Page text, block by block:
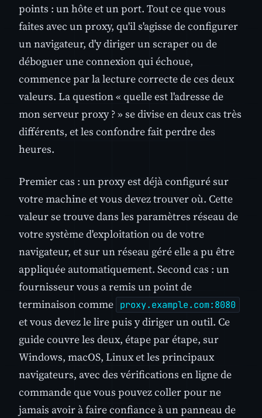
points : un hôte et un port. Tout ce que vous
faites avec un proxy, qu'il s'agisse de configurer
un navigateur, d'y diriger un scraper ou de
déboguer une connexion qui échoue,
commence par la lecture correcte de ces deux
valeurs. La question « quelle est l'adresse de
mon serveur proxy ? » se divise en deux cas très
différents, et les confondre fait perdre des
heures.
Premier cas : un proxy est déjà configuré sur
votre machine et vous devez trouver où. Cette
valeur se trouve dans les paramètres réseau de
votre système d'exploitation ou de votre
navigateur, et sur un réseau géré elle a pu être
appliquée automatiquement. Second cas : un
fournisseur vous a remis un point de
terminaison comme proxy.example.com:8080
et vous devez le lire puis y diriger un outil. Ce
guide couvre les deux, étape par étape, sur
Windows, macOS, Linux et les principaux
navigateurs, avec des vérifications en ligne de
commande que vous pouvez coller pour ne
jamais avoir à faire confiance à un panneau de